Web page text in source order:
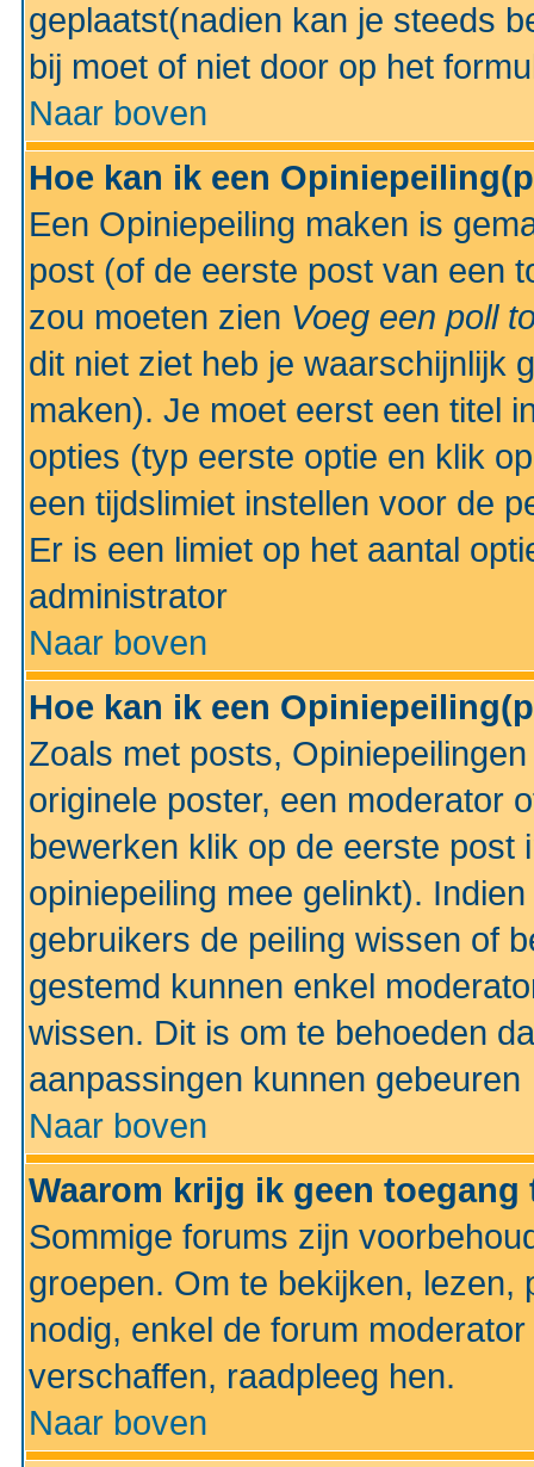
geplaatst(nadien kan je steeds
bij moet of niet door op het
Naar boven
Hoe kan ik een
Een Opiniepeiling maken is
post (of de eerste post van een
zou moeten zien Voeg een poll
dit niet ziet heb je waarschijnlijk
maken). Je moet eerst een titel
opties (typ eerste optie en klik
een tijdslimiet instellen voor de
Er is een limiet op het aantal
administrator
Naar boven
Hoe kan ik een
Zoals met posts,
originele poster, een moderator
bewerken klik op de eerste post
opiniepeiling mee gelinkt).
gebruikers de peiling wissen of
gestemd kunnen enkel
wissen. Dit is om te behoeden
aanpassingen kunnen gebeuren
Naar boven
Waarom krijg ik geen
Sommige forums zijn
groepen. Om te bekijken, lezen,
nodig, enkel de forum
verschaffen, raadpleeg hen.
Naar boven